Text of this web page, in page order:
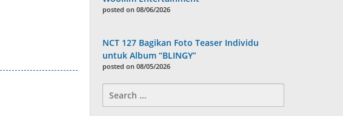
posted on 08/06/2026
NCT 127 Bagikan Foto Teaser Individu
untuk Album “BLINGY”
posted on 08/05/2026
for: